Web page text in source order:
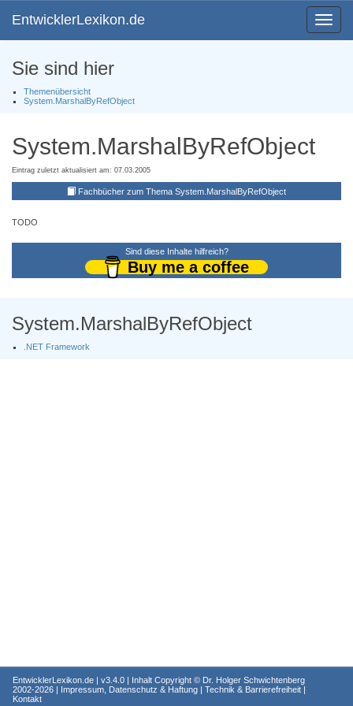
Toggle
EntwicklerLexikon.de
Sie sind hier
Themenübersicht
System.MarshalByRefObject
System.MarshalByRefObject
Eintrag zuletzt aktualisiert am: 07.03.2005
Fachbücher zum Thema System.MarshalByRefObject
TODO
Sind diese Inhalte hilfreich?
Buy me a coffee
System.MarshalByRefObject
.NET Framework
EntwicklerLexikon.de | v3.4.0 | Inhalt Copyright © Dr. Holger Schwichtenberg
2002-2026 | Impressum, Datenschutz & Haftung | Technik & Barrierefreiheit |
Kontakt